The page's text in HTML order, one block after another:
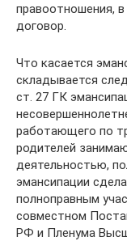
правоотношения,
договор.
Что касается
складывается
ст. 27 ГК
работающего по
родителей
деятельностью,
эмансипации
полноправным
совместном
РФ и Пленума